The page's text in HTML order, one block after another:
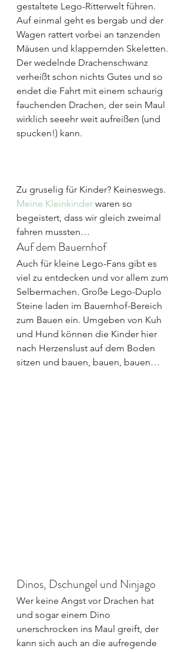
gestaltete Lego-Ritterwelt führen.
Auf einmal geht es bergab und der
Wagen rattert vorbei an tanzenden
Mäusen und klappernden Skeletten.
Der wedelnde Drachenschwanz
verheißt schon nichts Gutes und so
endet die Fahrt mit einem schaurig
fauchenden Drachen, der sein Maul
wirklich seeehr weit aufreißen (und
spucken!) kann.
Zu gruselig für Kinder? Keineswegs.
Meine Kleinkinder waren so
begeistert, dass wir gleich zweimal
fahren mussten…
Auf dem Bauernhof
Auch für kleine Lego-Fans gibt es
viel zu entdecken und vor allem zum
Selbermachen. Große Lego-Duplo
Steine laden im Bauernhof-Bereich
zum Bauen ein. Umgeben von Kuh
und Hund können die Kinder hier
nach Herzenslust auf dem Boden
sitzen und bauen, bauen, bauen…
Dinos, Dschungel und Ninjago
Wer keine Angst vor Drachen hat
und sogar einem Dino
unerschrocken ins Maul greift, der
kann sich auch an die aufregende